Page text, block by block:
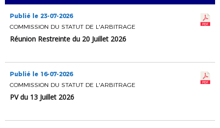
Publié le 23-07-2026
COMMISSION DU STATUT DE L'ARBITRAGE
Réunion Restreinte du 20 Juillet 2026
Publié le 16-07-2026
COMMISSION DU STATUT DE L'ARBITRAGE
PV du 13 Juillet 2026